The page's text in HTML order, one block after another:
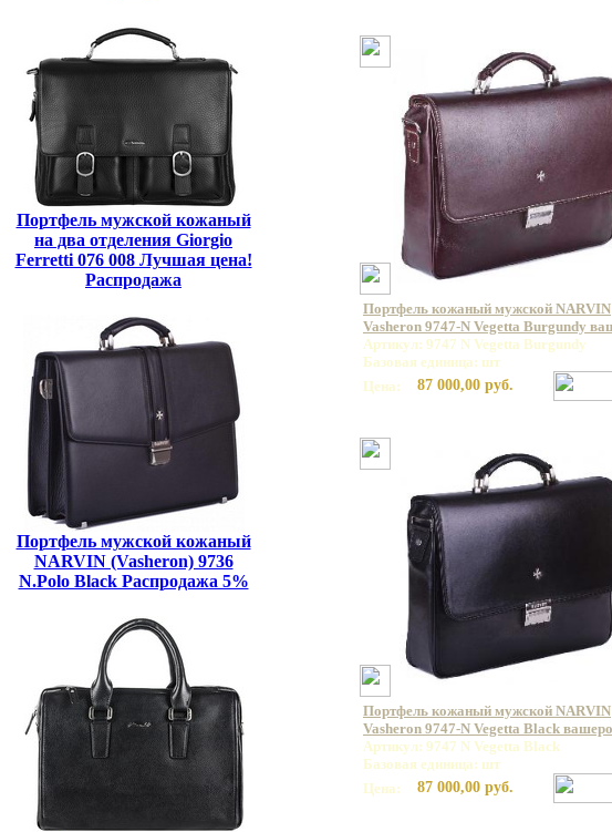
Портфель мужской кожаный
на два отделения Giorgio
Ferretti 076 008 Лучшая цена!
Распродажа
Портфель мужской кожаный
NARVIN (Vasheron) 9736
N.Polo Black Распродажа 5%
Портфель кожаный мужской NARVIN
Vasheron 9747-N Vegetta Burgundy
Артикул: 9747 N Vegetta Burgundy
Базовая единица: шт
Цена:
87 000,00 руб.
Портфель кожаный мужской NARVIN
Vasheron 9747-N Vegetta Black
Артикул: 9747 N Vegetta Black
Базовая единица: шт
Цена:
87 000,00 руб.